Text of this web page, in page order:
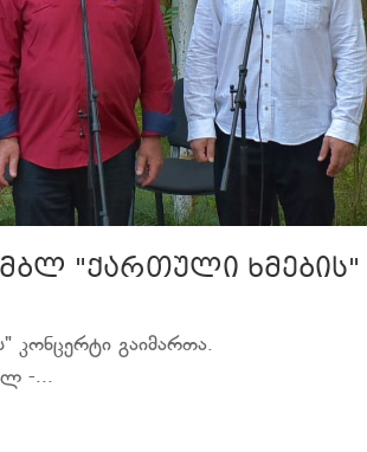
"ქართული ხმების"
კონცერტი გაიმართა.
-...